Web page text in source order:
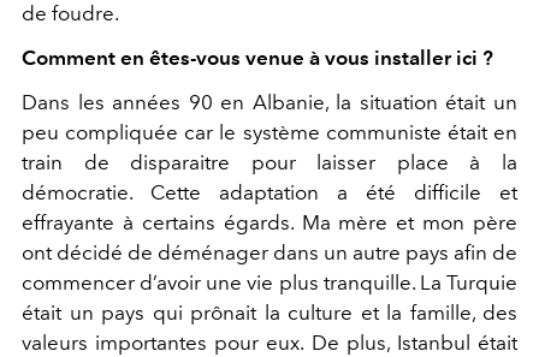
de foudre.
Comment en êtes-vous venue à vous installer ici ?
Dans les années 90 en Albanie, la situation était un
peu compliquée car le système communiste était en
train de disparaitre pour laisser place à la
démocratie. Cette adaptation a été difficile et
effrayante à certains égards. Ma mère et mon père
ont décidé de déménager dans un autre pays afin de
commencer d’avoir une vie plus tranquille. La Turquie
était un pays qui prônait la culture et la famille, des
valeurs importantes pour eux. De plus, Istanbul était